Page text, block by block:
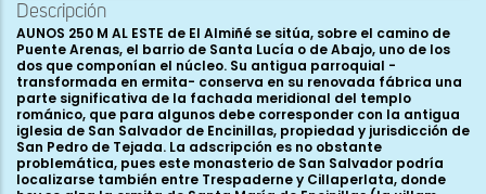
Descripción
AUNOS 250 M AL ESTE de El Almiñé se sitúa, sobre el camino de
Puente Arenas, el barrio de Santa Lucía o de Abajo, uno de los
dos que componían el núcleo. Su antigua parroquial -
transformada en ermita- conserva en su renovada fábrica una
parte significativa de la fachada meridional del templo
románico, que para algunos debe corresponder con la antigua
iglesia de San Salvador de Encinillas, propiedad y jurisdicción de
San Pedro de Tejada. La adscripción es no obstante
problemática, pues este monasterio de San Salvador podría
localizarse también entre Trespaderne y Cillaperlata, donde